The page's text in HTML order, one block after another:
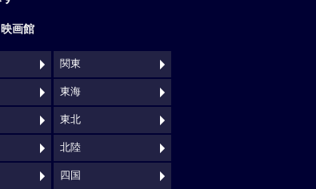
画館
関東
東海
東北
北陸
四国